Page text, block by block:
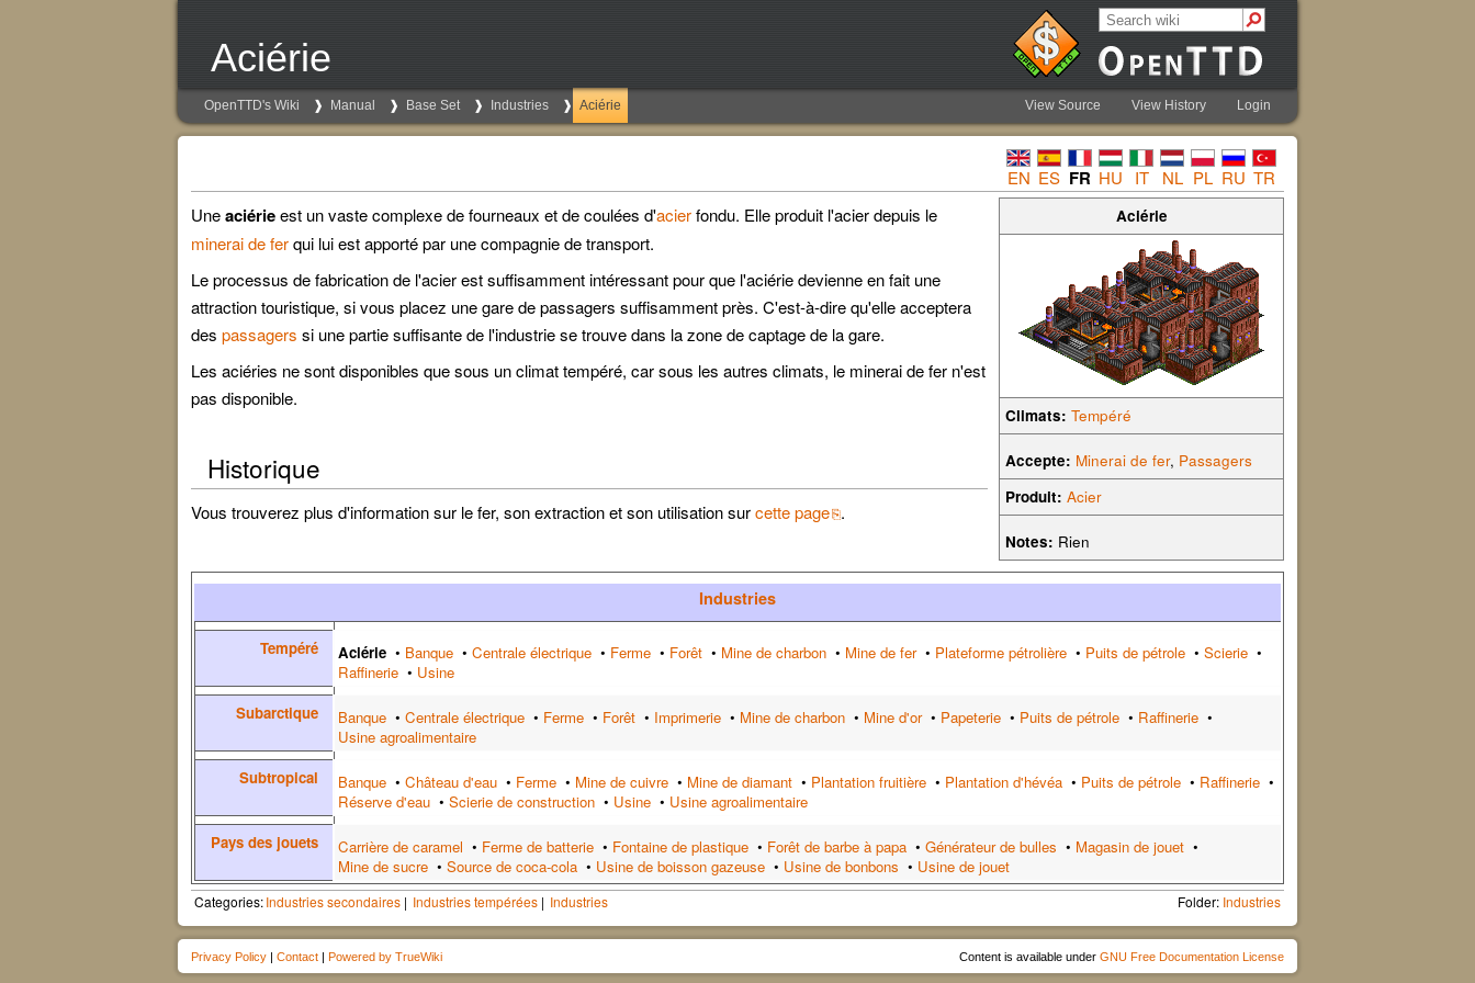
Aciérie
OpenTTD's Wiki Manual Base Set Industries Aciérie View Source View History Login
EN ES FR HU IT NL PL RU TR
Aciérie
Climats: Tempéré
Accepte: Minerai de fer, Passagers
Produit: Acier
Notes: Rien
Uneaciérieest un vaste complexe de fourneaux et de coulées d'acierfondu. Elle produit l'acier depuis le
minerai de ferqui lui est apporté par une compagnie de transport.
Le processus de fabrication de l'acier est suffisamment intéressant pour que l'aciérie devienne en fait une
attraction touristique, si vous placez une gare de passagers suffisamment près. C'est-à-dire qu'elle acceptera
des passagers si une partie suffisante de l'industrie se trouve dans la zone de captage de la gare.
Les aciéries ne sont disponibles que sous un climat tempéré, car sous les autres climats, le minerai de fer n'est
pas disponible.
Historique
Vous trouverez plus d'information sur le fer, son extraction et son utilisation surcette page .
Industries
Tempéré Aciérie • Banque • Centrale électrique • Ferme • Forêt • Mine de charbon • Mine de fer• Plateforme pétrolière • Puits de pétrole • Scierie •
Raffinerie • Usine
Subarctique
Banque • Centrale électrique • Ferme • Forêt • Imprimerie • Mine de charbon • Mine d'or• Papeterie • Puits de pétrole • Raffinerie •
Usine agroalimentaire
Subtropical
Banque • Château d'eau • Ferme • Mine de cuivre • Mine de diamant • Plantation fruitière • Plantation d'hévéa • Puits de pétrole • Raffinerie •
Réserve d'eau • Scierie de construction • Usine • Usine agroalimentaire
Pays des jouets
Carrière de caramel • Ferme de batterie • Fontaine de plastique • Forêt de barbe à papa • Générateur de bulles • Magasin de jouet •
Mine de sucre • Source de coca-cola • Usine de boisson gazeuse • Usine de bonbons • Usine de jouet
Categories:Industries secondaires Industries tempérées Industries Folder: Industries
Privacy Policy | Contact | Powered by TrueWiki Content is available under GNU Free Documentation License